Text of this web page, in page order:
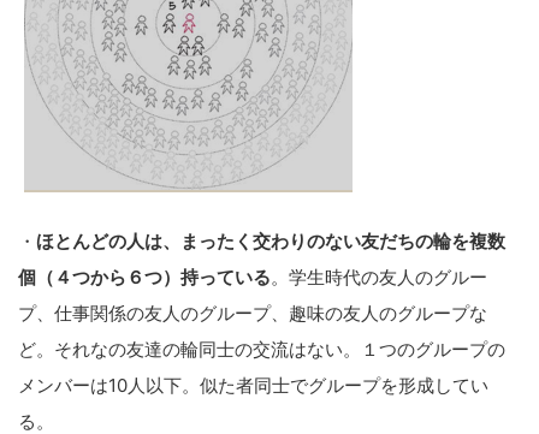
・ ほとんどの人は、まったく交わりのない友だちの輪を複数
個（４つから６つ）持っている。学生時代の友人のグルー
プ、仕事関係の友人のグループ、趣味の友人のグループな
ど。それなの友達の輪同士の交流はない。１つのグループの
メンバーは10人以下。似た者同士でグループを形成してい
る。